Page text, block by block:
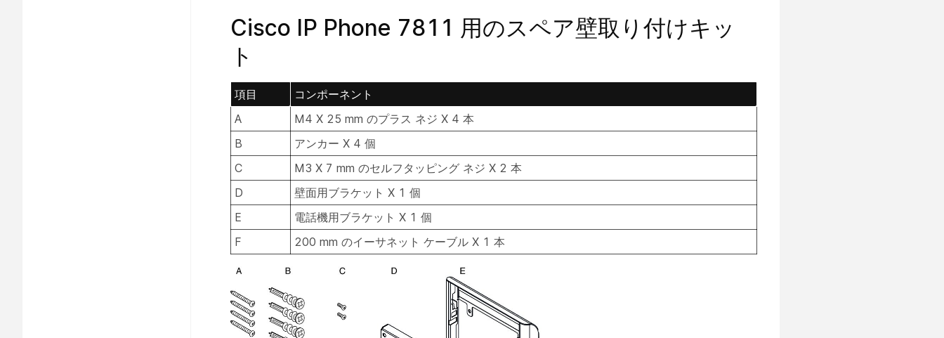
Cisco IP Phone 7811 用のスペア壁取り付けキッ
ト
項目
コンポーネント
A
M4 X 25 mm のプラス ネジ X 4 本
B
アンカー X 4 個
C
M3 X 7 mm のセルフタッピング ネジ X 2 本
D
壁面用ブラケット X 1 個
E
電話機用ブラケット X 1 個
F
200 mm のイーサネット ケーブル X 1 本